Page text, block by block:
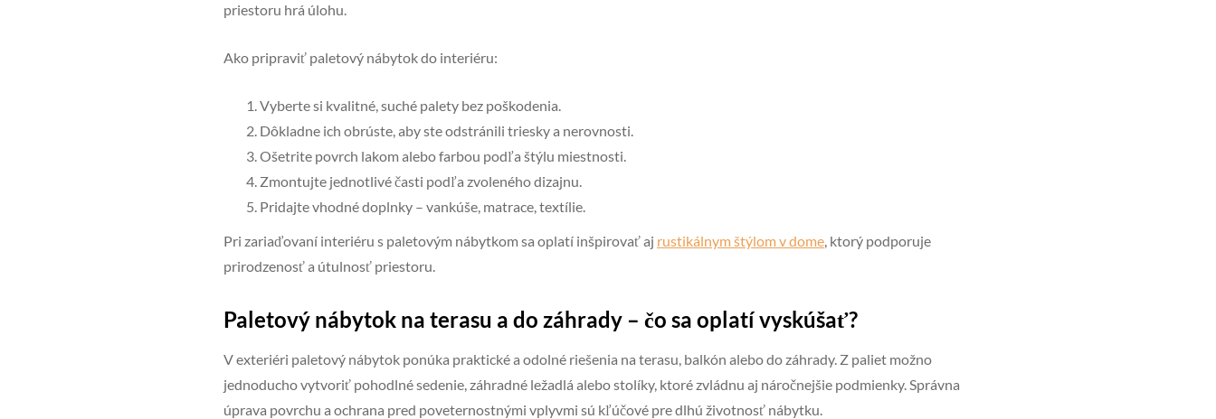
priestoru hrá úlohu.
Ako pripraviť paletový nábytok do interiéru:
Vyberte si kvalitné, suché palety bez poškodenia.
Dôkladne ich obrúste, aby ste odstránili triesky a nerovnosti.
Ošetrite povrch lakom alebo farbou podľa štýlu miestnosti.
Zmontujte jednotlivé časti podľa zvoleného dizajnu.
Pridajte vhodné doplnky – vankúše, matrace, textílie.
Pri zariaďovaní interiéru s paletovým nábytkom sa oplatí inšpirovať aj rustikálnym štýlom v dome, ktorý podporuje
prirodzenosť a útulnosť priestoru.
Paletový nábytok na terasu a do záhrady – čo sa oplatí vyskúšať?
V exteriéri paletový nábytok ponúka praktické a odolné riešenia na terasu, balkón alebo do záhrady. Z paliet možno
jednoducho vytvoriť pohodlné sedenie, záhradné ležadlá alebo stolíky, ktoré zvládnu aj náročnejšie podmienky. Správna
úprava povrchu a ochrana pred poveternostnými vplyvmi sú kľúčové pre dlhú životnosť nábytku.